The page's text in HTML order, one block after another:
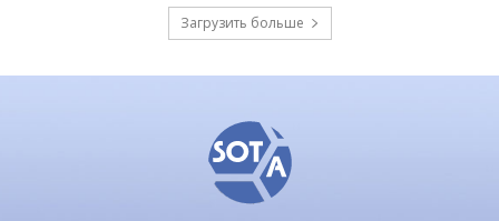
Загрузить больше